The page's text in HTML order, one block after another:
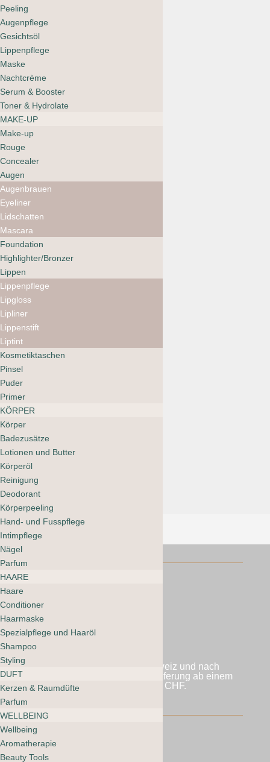
rms beauty ReDimension
CHF
Agent Nateur Lash & Brow
Serum
Wir versenden in die Schweiz und nach
Liechtenstein. Kostenlose Lieferung ab einem
Bestellwert von 60 CHF.
AGB mooi webshop
Peeling
Augenpflege
Gesichtsöl
Lippenpflege
Maske
Nachtcrème
Serum & Booster
Toner & Hydrolate
MAKE-UP
Make-up
Rouge
Concealer
Augen
Augenbrauen
Eyeliner
Lidschatten
Mascara
Foundation
Highlighter/Bronzer
Lippen
Lippenpflege
Lipgloss
Lipliner
Lippenstift
Liptint
Kosmetiktaschen
Pinsel
Puder
Primer
KÖRPER
Körper
Badezusätze
Lotionen und Butter
Körperöl
Reinigung
Deodorant
Körperpeeling
Hand- und Fusspflege
Intimpflege
Nägel
Parfum
HAARE
Haare
Conditioner
Haarmaske
Spezialpflege und Haaröl
Shampoo
Styling
DUFT
Kerzen & Raumdüfte
Parfum
WELLBEING
Wellbeing
Aromatherapie
Beauty Tools